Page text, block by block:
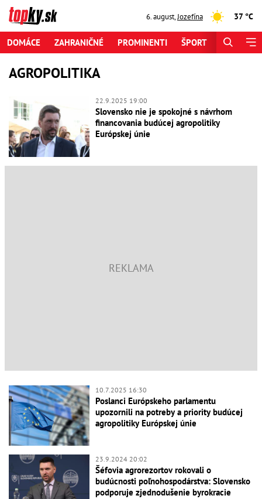
6. august,Jozefína 37 °C
DOMÁCE ZAHRANIČNÉ PROMINENTI ŠPORT
AGROPOLITIKA
22.9.2025 19:00
Slovensko nie je spokojné s návrhom
financovania budúcej agropolitiky
Európskej únie
10.7.2025 16:30
Poslanci Európskeho parlamentu
upozornili na potreby a priority budúcej
agropolitiky Európskej únie
23.9.2024 20:02
Šéfovia agrorezortov rokovali o
budúcnosti poľnohospodárstva: Slovensko
podporuje zjednodušenie byrokracie